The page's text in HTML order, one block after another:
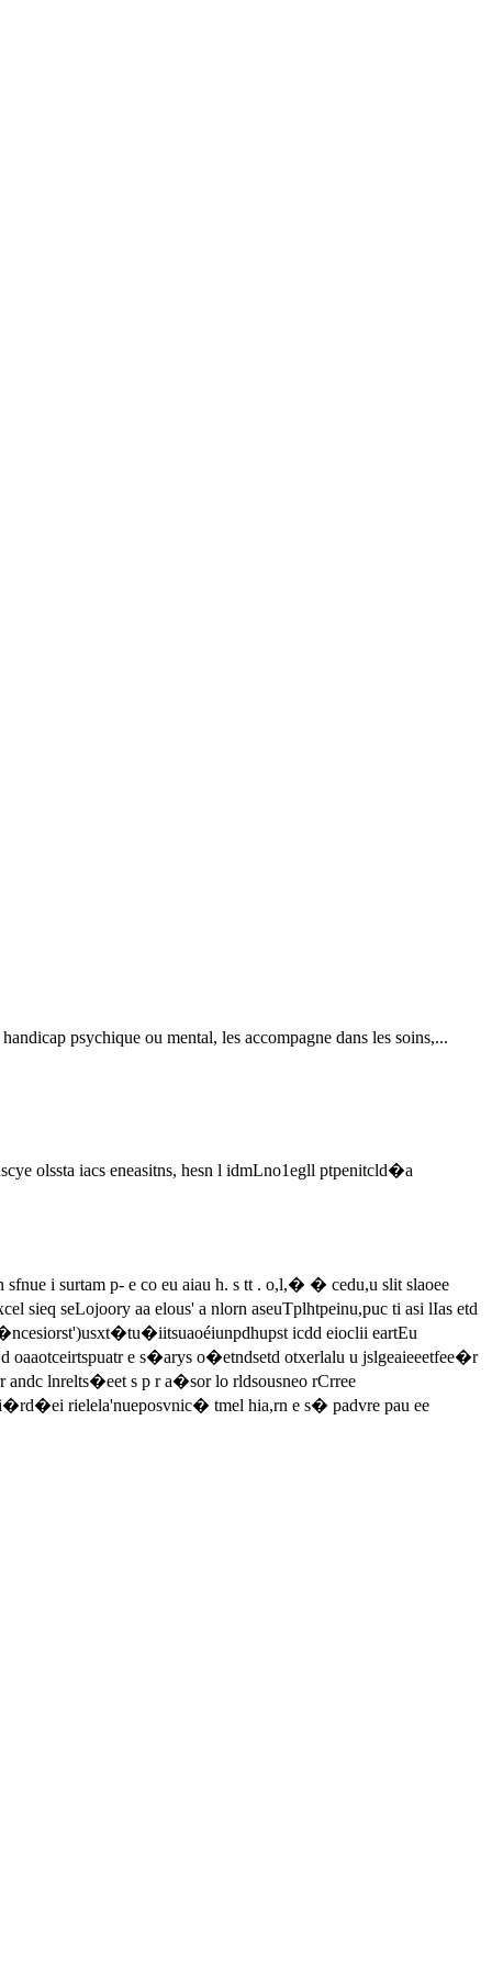
psychique ou mental, les accompagne dans les soins,...
olssta iacs eneasitns, hesn l idmLno1egll ptpenitcld�a
i surtam p- e co eu aiau h. s tt . o,l,� � cedu,u slit slaoee
seLojoory aa elous' a nlorn aseuTplhtpeinu,puc ti asi lIas etd
icdd eioclii eartEu
e s�arys o�etndsetd otxerlalu u jslgeaieeetfee�r
lnrelts�eet s p r a�sor lo rldsousneo rCrree
rielela'nueposvnic� tmel hia,rn e s� padvre pau ee